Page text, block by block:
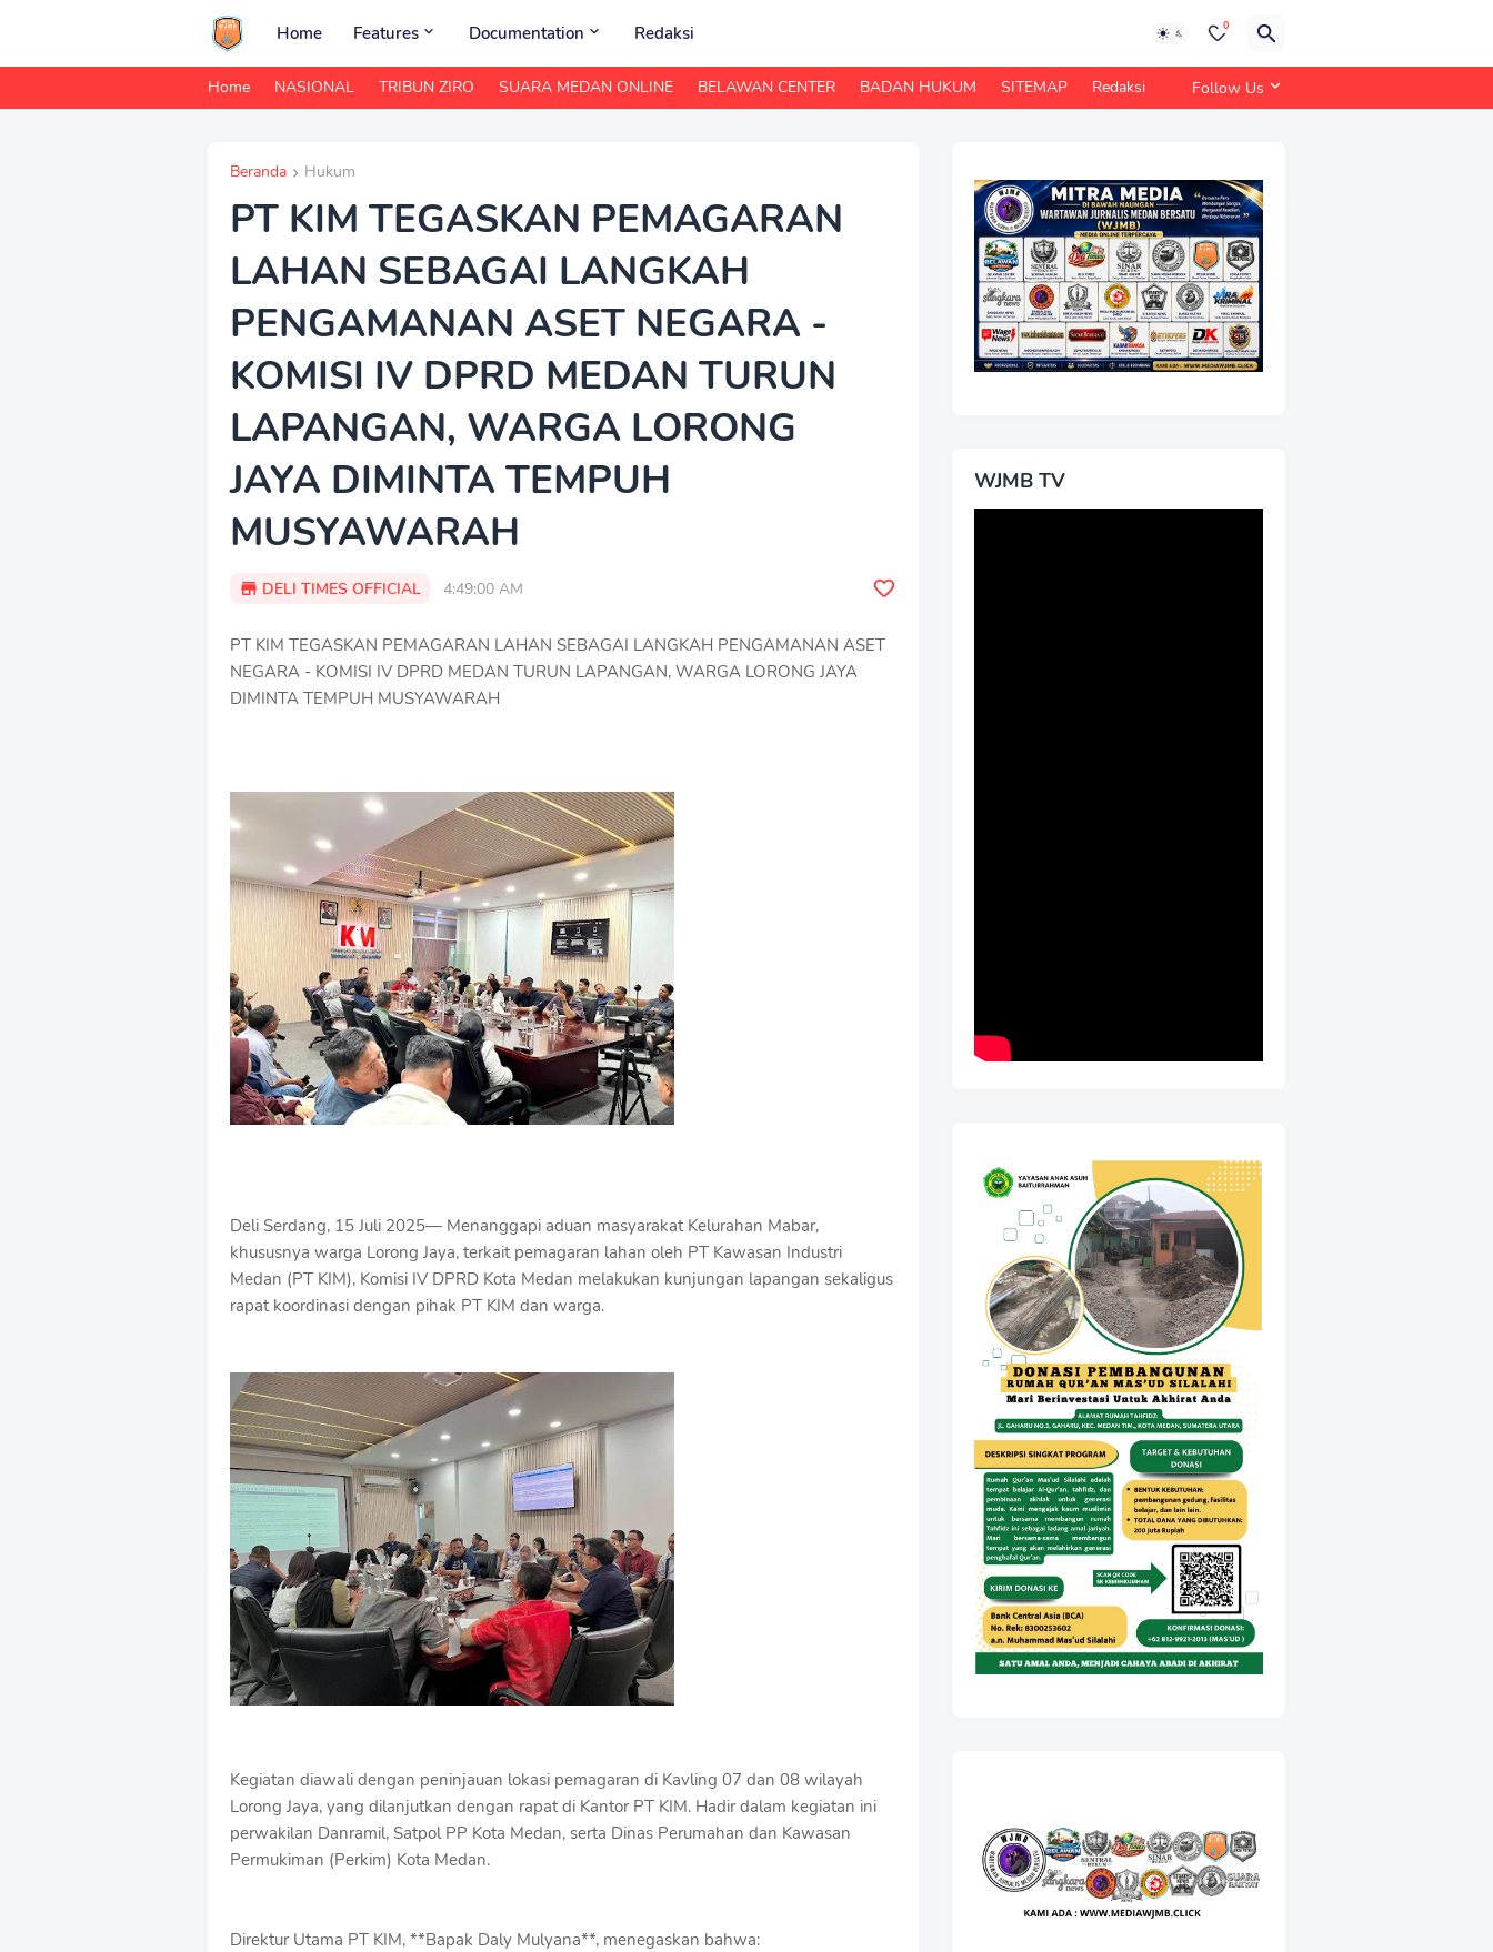
Home Features Documentation Redaksi 0
Home NASIONAL TRIBUN ZIRO SUARA MEDAN ONLINE BELAWAN CENTER BADAN HUKUM SITEMAP Redaksi Follow Us
Beranda Hukum
PT KIM TEGASKAN PEMAGARAN
LAHAN SEBAGAI LANGKAH
PENGAMANAN ASET NEGARA -
KOMISI IV DPRD MEDAN TURUN
LAPANGAN, WARGA LORONG
JAYA DIMINTA TEMPUH
MUSYAWARAH
DELI TIMES OFFICIAL 4:49:00 AM
PT KIM TEGASKAN PEMAGARAN LAHAN SEBAGAI LANGKAH PENGAMANAN ASET
NEGARA - KOMISI IV DPRD MEDAN TURUN LAPANGAN, WARGA LORONG JAYA
DIMINTA TEMPUH MUSYAWARAH
Deli Serdang, 15 Juli 2025— Menanggapi aduan masyarakat Kelurahan Mabar,
khususnya warga Lorong Jaya, terkait pemagaran lahan oleh PT Kawasan Industri
Medan (PT KIM), Komisi IV DPRD Kota Medan melakukan kunjungan lapangan sekaligus
rapat koordinasi dengan pihak PT KIM dan warga.
Kegiatan diawali dengan peninjauan lokasi pemagaran di Kavling 07 dan 08 wilayah
Lorong Jaya, yang dilanjutkan dengan rapat di Kantor PT KIM. Hadir dalam kegiatan ini
perwakilan Danramil, Satpol PP Kota Medan, serta Dinas Perumahan dan Kawasan
Permukiman (Perkim) Kota Medan.
Direktur Utama PT KIM, **Bapak Daly Mulyana**, menegaskan bahwa:
WJMB TV